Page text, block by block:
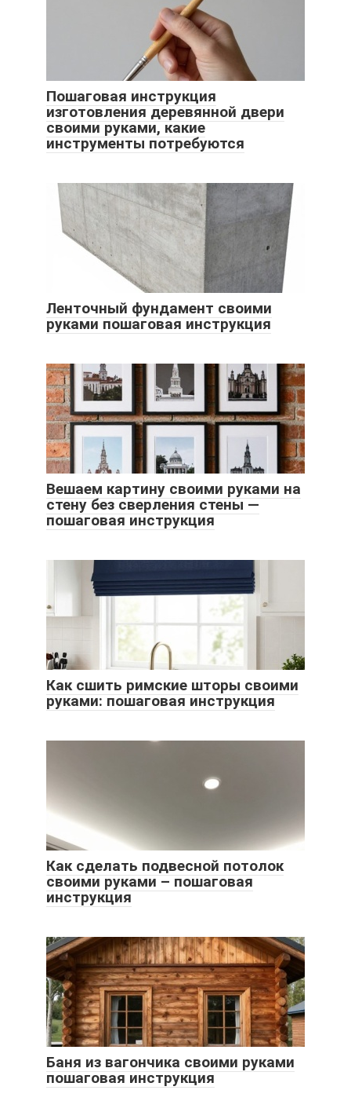
Пошаговая инструкция
изготовления деревянной двери
своими руками, какие
инструменты потребуются
Ленточный фундамент своими
руками пошаговая инструкция
Вешаем картину своими руками на
стену без сверления стены —
пошаговая инструкция
Как сшить римские шторы своими
руками: пошаговая инструкция
Как сделать подвесной потолок
своими руками – пошаговая
инструкция
Баня из вагончика своими руками
пошаговая инструкция